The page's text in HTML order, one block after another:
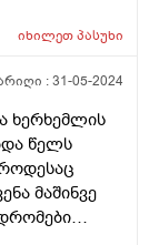
არ მქონია
არ
ამ
დროს
ეს
ცხოვრების
რადგან
იხილეთპასუხი
:31-05-2024
ხერხემლის
წელს
მაშინვე